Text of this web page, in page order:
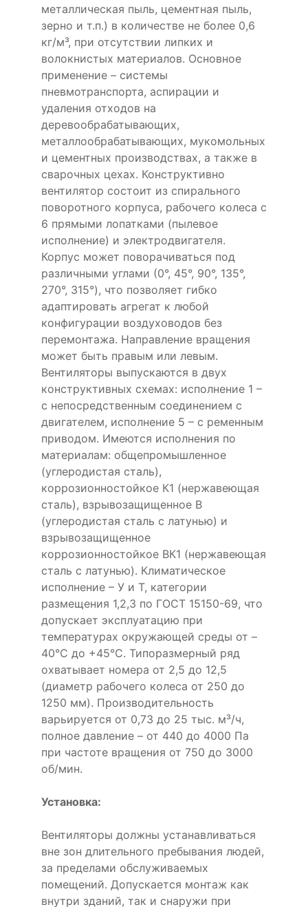
металлическая пыль, цементная пыль,
зерно и т.п.) в количестве не более 0,6
кг/м³, при отсутствии липких и
волокнистых материалов. Основное
применение – системы
пневмотранспорта, аспирации и
удаления отходов на
деревообрабатывающих,
металлообрабатывающих, мукомольных
и цементных производствах, а также в
сварочных цехах. Конструктивно
вентилятор состоит из спирального
поворотного корпуса, рабочего колеса с
6 прямыми лопатками (пылевое
исполнение) и электродвигателя.
Корпус может поворачиваться под
различными углами (0°, 45°, 90°, 135°,
270°, 315°), что позволяет гибко
адаптировать агрегат к любой
конфигурации воздуховодов без
перемонтажа. Направление вращения
может быть правым или левым.
Вентиляторы выпускаются в двух
конструктивных схемах: исполнение 1 –
с непосредственным соединением с
двигателем, исполнение 5 – с ременным
приводом. Имеются исполнения по
материалам: общепромышленное
(углеродистая сталь),
коррозионностойкое К1 (нержавеющая
сталь), взрывозащищенное В
(углеродистая сталь с латунью) и
взрывозащищенное
коррозионностойкое ВК1 (нержавеющая
сталь с латунью). Климатическое
исполнение – У и Т, категории
размещения 1,2,3 по ГОСТ 15150-69, что
допускает эксплуатацию при
температурах окружающей среды от –
40°С до +45°С. Типоразмерный ряд
охватывает номера от 2,5 до 12,5
(диаметр рабочего колеса от 250 до
1250 мм). Производительность
варьируется от 0,73 до 25 тыс. м³/ч,
полное давление – от 440 до 4000 Па
при частоте вращения от 750 до 3000
об/мин.
Установка:
Вентиляторы должны устанавливаться
вне зон длительного пребывания людей,
за пределами обслуживаемых
помещений. Допускается монтаж как
внутри зданий, так и снаружи при